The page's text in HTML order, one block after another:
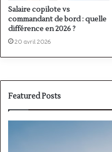
Salaire copilote vs
commandant de bord : quelle
différence en 2026 ?
20 avril 2026
Featured Posts